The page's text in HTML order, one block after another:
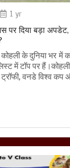
1 yr
पर दिया बड़ा अपडेट,
कोहली के दुनिया भर
में टॉप पर
वनडे विश्व